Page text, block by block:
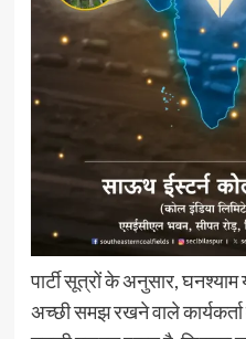
पार्टी सूत्रों के अनुसार,
अच्छी समझ रखने वाले